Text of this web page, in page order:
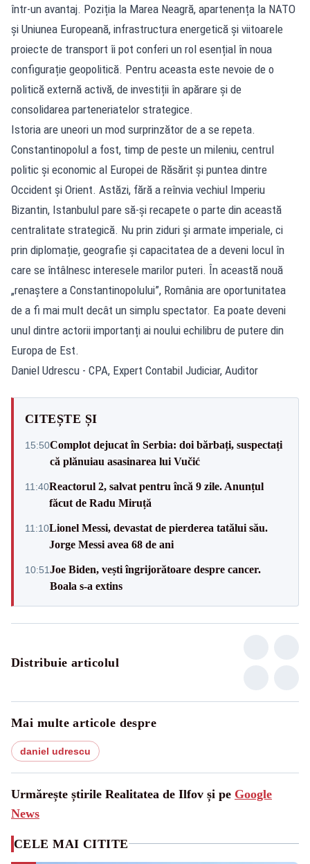
într-un avantaj. Poziția la Marea Neagră, apartenența la NATO
și Uniunea Europeană, infrastructura energetică și viitoarele
proiecte de transport îi pot conferi un rol esențial în noua
configurație geopolitică. Pentru aceasta este nevoie de o
politică externă activă, de investiții în apărare și de
consolidarea parteneriatelor strategice.
Istoria are uneori un mod surprinzător de a se repeta.
Constantinopolul a fost, timp de peste un mileniu, centrul
politic și economic al Europei de Răsărit și puntea dintre
Occident și Orient. Astăzi, fără a reînvia vechiul Imperiu
Bizantin, Istanbulul pare să-și recapete o parte din această
centralitate strategică. Nu prin ziduri și armate imperiale, ci
prin diplomație, geografie și capacitatea de a deveni locul în
care se întâlnesc interesele marilor puteri. În această nouă
„renaștere a Constantinopolului”, România are oportunitatea
de a fi mai mult decât un simplu spectator. Ea poate deveni
unul dintre actorii importanți ai noului echilibru de putere din
Europa de Est.
Daniel Udrescu - CPA, Expert Contabil Judiciar, Auditor
CITEȘTE ȘI
15:50Complot dejucat în Serbia: doi bărbați, suspectați
că plănuiau asasinarea lui Vučić
11:40Reactorul 2, salvat pentru încă 9 zile. Anunțul
făcut de Radu Miruță
11:10Lionel Messi, devastat de pierderea tatălui său.
Jorge Messi avea 68 de ani
10:51Joe Biden, vești îngrijorătoare despre cancer.
Boala s-a extins
Distribuie articolul
Mai multe articole despre
daniel udrescu
Urmărește știrile Realitatea de Ilfov și pe Google
News
CELE MAI CITITE